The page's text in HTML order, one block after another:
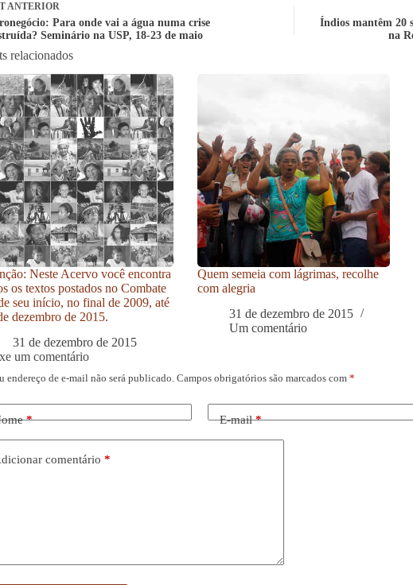
ANTERIOR
Para onde vai a água numa crise
Seminário na USP, 18-23 de maio
Índios mantêm 20
na
relacionados
Neste Acervo você encontra
os textos postados no Combate
seu início, no final de 2009, até
dezembro de 2015.
31 de dezembro de 2015
Quem semeia com lágrimas, recolhe
com alegria
31 de dezembro de 2015
Um comentário
um comentário
endereço de e-mail não será publicado. Campos obrigatórios são marcados com *
* E-mail*
comentário *